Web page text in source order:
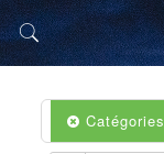
Catégories